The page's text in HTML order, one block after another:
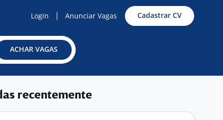
Login Anunciar Vagas Cadastrar CV
ACHAR VAGAS
recentemente